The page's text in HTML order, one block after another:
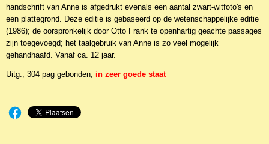
handschrift van Anne is afgedrukt evenals een aantal zwart-witfoto's en
een plattegrond. Deze editie is gebaseerd op de wetenschappelijke editie
(1986); de oorspronkelijk door Otto Frank te openhartig geachte passages
zijn toegevoegd; het taalgebruik van Anne is zo veel mogelijk
gehandhaafd. Vanaf ca. 12 jaar.
Uitg., 304 pag gebonden, in zeer goede staat